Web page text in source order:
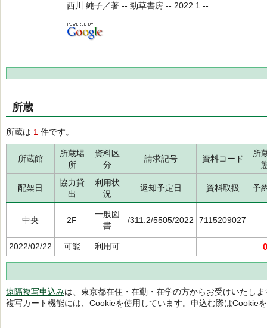
西川 純子／著 -- 勁草書房 -- 2022.1 --
所蔵
所蔵は 1 件です。
所蔵館
所蔵場
所
資料区
分
請求記号 資料コード
所
配架日
協力貸
出
利用状
況
返却予定日 資料取扱 予
中央 2F
一般図
書
/311.2/5505/2022 7115209027
2022/02/22 可能 利用可 0
遠隔複写申込みは、東京都在住・在勤・在学の方からお受けいたしま
複写カート機能には、Cookieを使用しています。申込む際はCookie